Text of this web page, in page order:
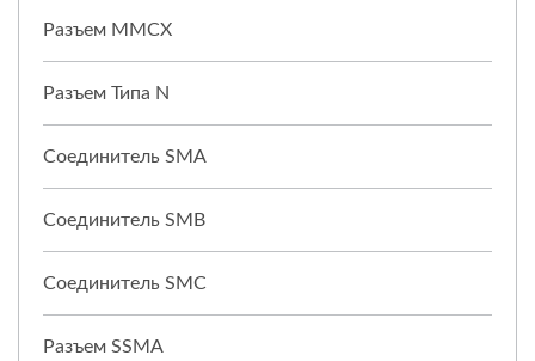
Разъем MMCX
Разъем Типа N
Соединитель SMA
Соединитель SMB
Соединитель SMC
Разъем SSMA